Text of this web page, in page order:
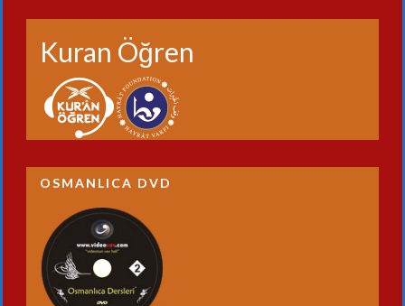
Kuran Öğren
OSMANLICA DVD